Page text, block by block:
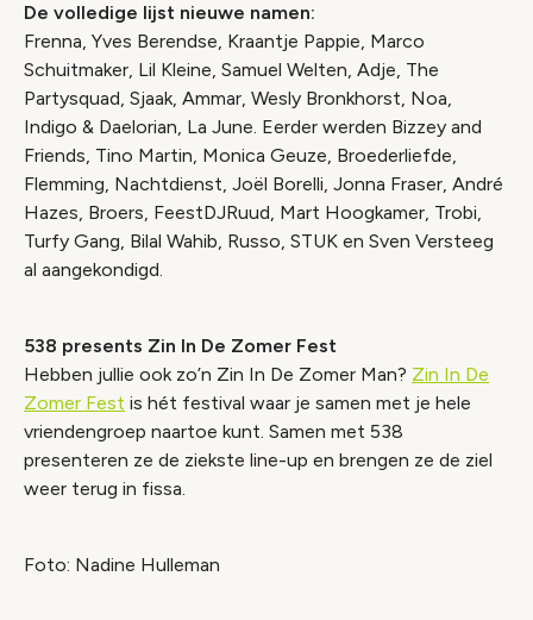
De volledige lijst nieuwe namen:
Frenna, Yves Berendse, Kraantje Pappie, Marco
Schuitmaker, Lil Kleine, Samuel Welten, Adje, The
Partysquad, Sjaak, Ammar, Wesly Bronkhorst, Noa,
Indigo & Daelorian, La June. Eerder werden Bizzey and
Friends, Tino Martin, Monica Geuze, Broederliefde,
Flemming, Nachtdienst, Joël Borelli, Jonna Fraser, André
Hazes, Broers, FeestDJRuud, Mart Hoogkamer, Trobi,
Turfy Gang, Bilal Wahib, Russo, STUK en Sven Versteeg
al aangekondigd.
538 presents Zin In De Zomer Fest
Hebben jullie ook zo’n Zin In De Zomer Man? Zin In De
Zomer Fest is hét festival waar je samen met je hele
vriendengroep naartoe kunt. Samen met 538
presenteren ze de ziekste line-up en brengen ze de ziel
weer terug in fissa.
Foto: Nadine Hulleman